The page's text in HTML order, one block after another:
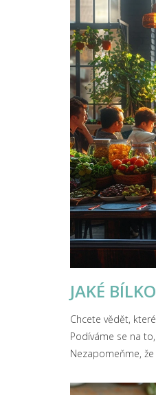
JAKÉ
Chcete vědět,
Podíváme se na
Nezapomeňme,